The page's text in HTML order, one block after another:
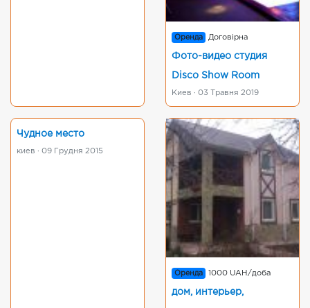
Оренда Договірна
Фото-видео студия
Disco Show Room
Киев · 03 Травня 2019
Чудное место
киев · 09 Грудня 2015
Оренда 1000 UAH/доба
дом, интерьер,